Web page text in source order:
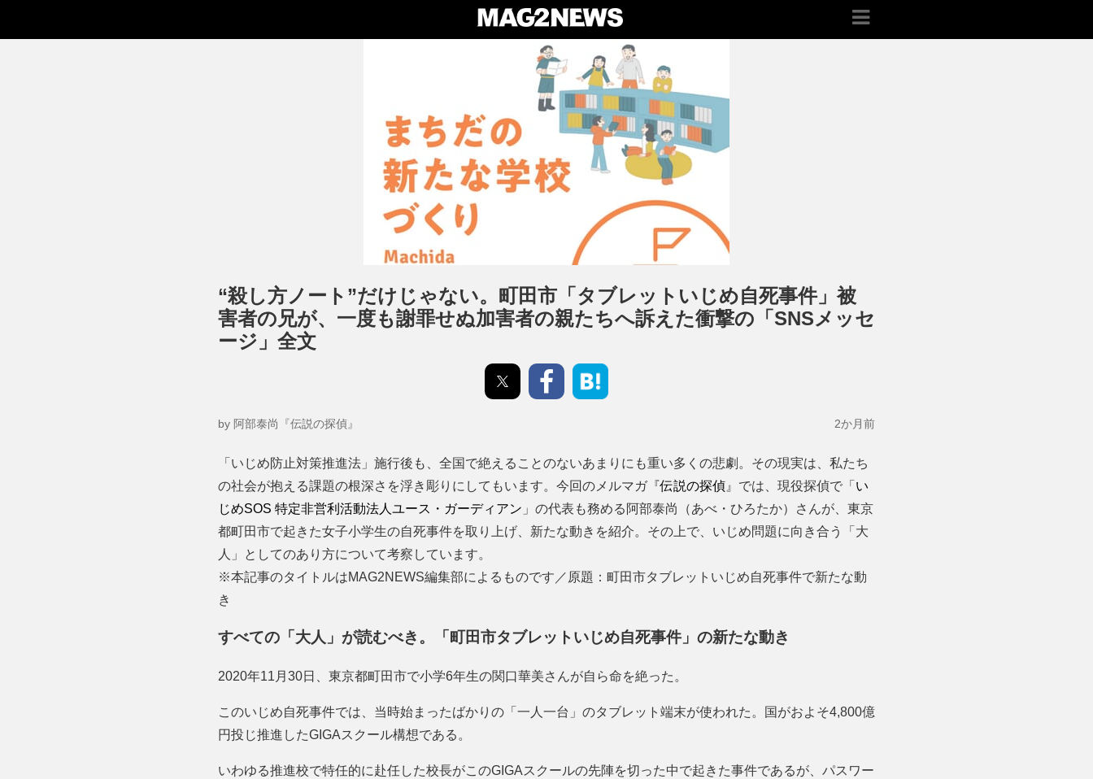
“殺し方ノート”だけじゃない。町田市「タブレットいじめ自死事件」被
害者の兄が、一度も謝罪せぬ加害者の親たちへ訴えた衝撃の「SNSメッセ
ージ」全文
by 阿部泰尚『伝説の探偵』 2か月前
「いじめ防止対策推進法」施行後も、全国で絶えることのないあまりにも重い多くの悲劇。その現実は、私たち
の社会が抱える課題の根深さを浮き彫りにしてもいます。今回のメルマガ『伝説の探偵 』では、現役探偵で「 い
じめSOS 特定非営利活動法人ユース・ガーディアン 」の代表も務める阿部泰尚（あべ・ひろたか）さんが、東京
都町田市で起きた女子小学生の自死事件を取り上げ、新たな動きを紹介。その上で、いじめ問題に向き合う「大
人」としてのあり方について考察しています。
※本記事のタイトルはMAG2NEWS編集部によるものです／原題：町田市タブレットいじめ自死事件で新たな動
き
すべての「大人」が読むべき。「町田市タブレットいじめ自死事件」の新たな動き
2020年11月30日、東京都町田市で小学6年生の関口華美さんが自ら命を絶った。
このいじめ自死事件では、当時始まったばかりの「一人一台」のタブレット端末が使われた。国がおよそ4,800億
円投じ推進したGIGAスクール構想である。
いわゆる推進校で特任的に赴任した校長がこのGIGAスクールの先陣を切った中で起きた事件であるが、パスワー